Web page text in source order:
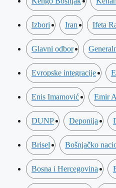
Izbori Iran Ifeta
Glavni odbor
Evropske integracije
Enis Imamović Emir
DUNP Deponija
Brisel Bošnjačko
Bosna i Hercegovina